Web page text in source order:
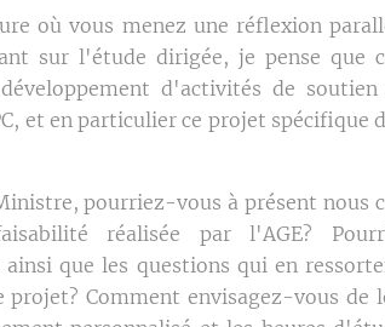
où vous menez une réflexion
sur l'étude dirigée, je pense que
d'activités de
et en particulier ce projet spécifique
pourriez-vous à présent nous
réalisée par l'AGE?
que les questions qui en
projet? Comment envisagez-vous de